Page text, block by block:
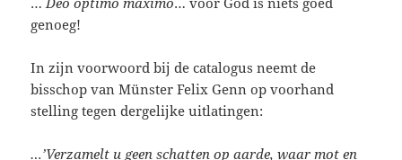
genoeg!
In zijn voorwoord bij de catalogus neemt de
bisschop van Münster Felix Genn op voorhand
stelling tegen dergelijke uitlatingen:
…’Verzamelt u geen schatten op aarde, waar mot en